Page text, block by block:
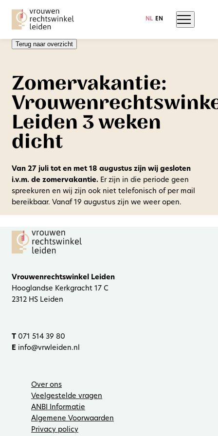
NL EN
Terug naar overzicht
Zomervakantie:
Leiden 3 weken
dicht
Van 27 juli tot en met 18 augustus zijn wij gesloten
i.v.m. de zomervakantie. Er zijn in die periode geen
spreekuren en wij zijn ook niet telefonisch of per mail
bereikbaar. Vanaf 19 augustus zijn we weer open.
Vrouwenrechtswinkel Leiden
Hooglandse Kerkgracht 17 C
2312 HS Leiden
T 071 514 39 80
E info@vrwleiden.nl
Over ons
Veelgestelde vragen
ANBI Informatie
Algemene Voorwaarden
Privacy policy